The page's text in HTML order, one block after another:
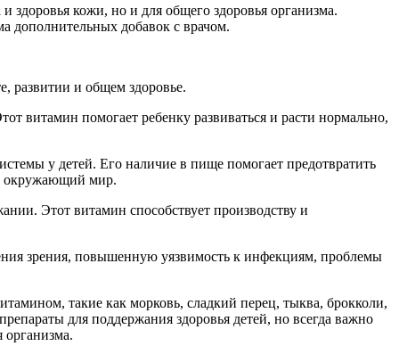
кожи, но и для общего здоровья организма.
дополнительных добавок с врачом.
развитии и общем здоровье.
витамин помогает ребенку развиваться и расти нормально,
у детей. Его наличие в пище помогает предотвратить
окружающий мир.
Этот витамин способствует производству и
зрения, повышенную уязвимость к инфекциям, проблемы
такие как морковь, сладкий перец, тыква, брокколи,
для поддержания здоровья детей, но всегда важно
организма.